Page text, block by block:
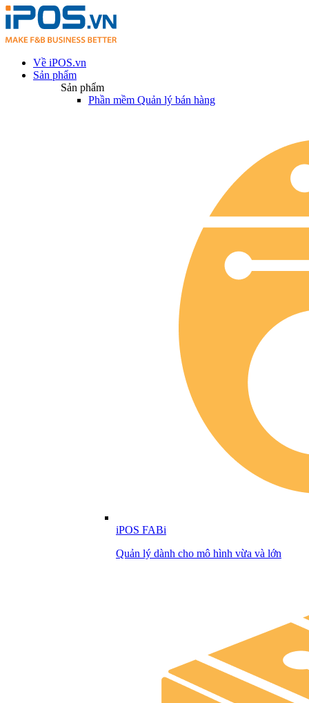
Về iPOS.vn
Sản phẩm
Sản phẩm
Phần mềm Quản lý bán hàng
iPOS FABi
Quản lý dành cho mô hình vừa và lớn